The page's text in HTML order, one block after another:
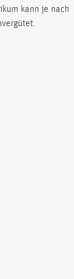
kann je nach